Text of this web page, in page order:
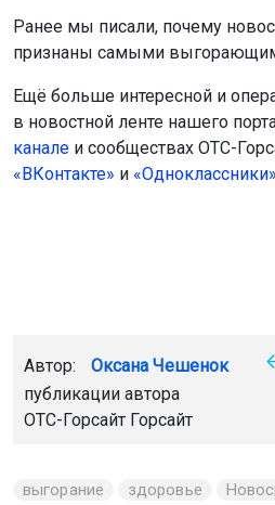
Ранее мы писали, почему
признаны самыми
Ещё больше интересной и
в новостной ленте нашего
канале и сообществах ОТС-
«ВКонтакте» и «Одноклассники»
Автор: Оксана Чешенок
публикации автора
ОТС-Горсайт Горсайт
выгорание здоровье